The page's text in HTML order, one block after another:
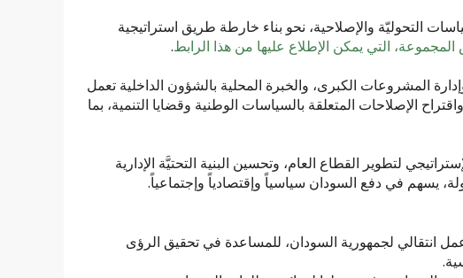
التحوليّة والإصلاحية، نحو بناء خارطة طريق استراتيجية
التي يمكن الإطلاع عليها من هذا الرابط.
المشروعات الكبرى، والخبرة المحلية بالشؤون الداخلية تعمل
الإصلاحات المتعلقة بالسياسات الوطنية وقضايا التنمية، بما
لتطوير القطاع العام، وتحسين البنية التحتيَّة الإدارية
يسهم في دفع السودان سياسياً وإقتصادياً وإجتماعياً.
انتقالي لجمهورية السودان، للمساعدة في تحقيق الرؤى